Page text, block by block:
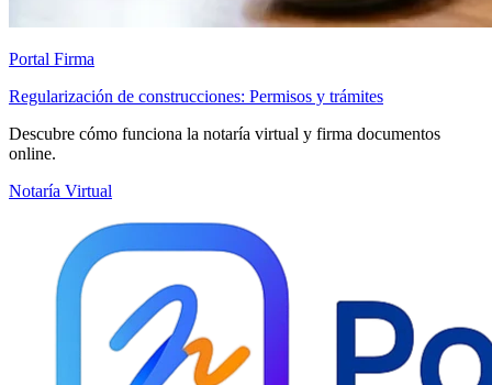
Portal Firma
Regularización de construcciones: Permisos y trámites
Descubre cómo funciona la notaría virtual y firma documentos
online.
Notaría Virtual